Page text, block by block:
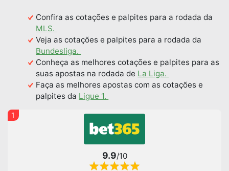
Confira as cotações e palpites para a rodada da
MLS.
Veja as cotações e palpites para a rodada da
Bundesliga.
Conheça as melhores cotações e palpites para as
suas apostas na rodada de La Liga.
Faça as melhores apostas com as cotações e
palpites da Ligue 1.
1
9.9/10